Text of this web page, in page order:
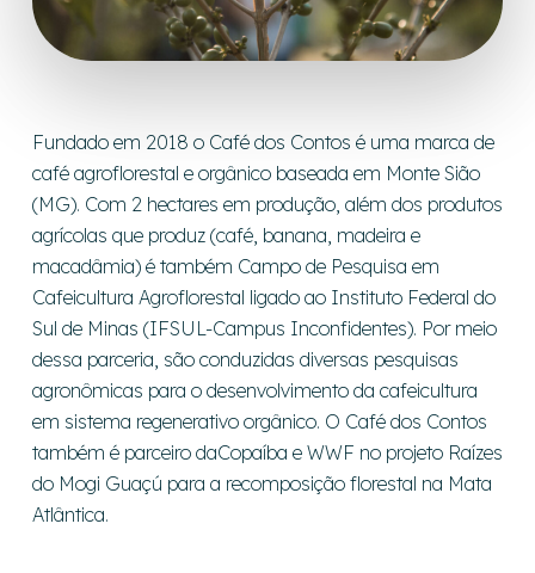
Fundado em 2018 o Café dos Contos é uma marca de
café agroflorestal e orgânico baseada em Monte Sião
(MG). Com 2 hectares em produção, além dos produtos
agrícolas que produz (café, banana, madeira e
macadâmia) é também Campo de Pesquisa em
Cafeicultura Agroflorestal ligado ao Instituto Federal do
Sul de Minas (IFSUL-Campus Inconfidentes). Por meio
dessa parceria, são conduzidas diversas pesquisas
agronômicas para o desenvolvimento da cafeicultura
em sistema regenerativo orgânico. O Café dos Contos
também é parceiro daCopaíba e WWF no projeto Raízes
do Mogi Guaçú para a recomposição florestal na Mata
Atlântica.